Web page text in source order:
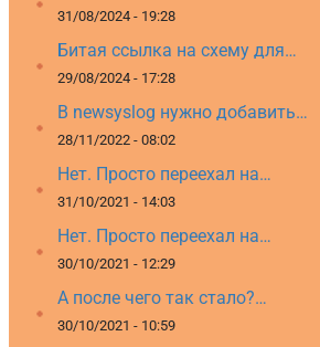
31/08/2024 - 19:28
Битая ссылка на схему для…
29/08/2024 - 17:28
В newsyslog нужно добавить…
28/11/2022 - 08:02
Нет. Просто переехал на…
31/10/2021 - 14:03
Нет. Просто переехал на…
30/10/2021 - 12:29
А после чего так стало?…
30/10/2021 - 10:59